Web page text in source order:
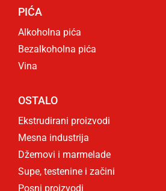
PIĆA
Alkoholna pića
Bezalkoholna pića
Vina
OSTALO
Ekstrudirani proizvodi
Mesna industrija
Džemovi i marmelade
Supe, testenine i začini
Posni proizvodi